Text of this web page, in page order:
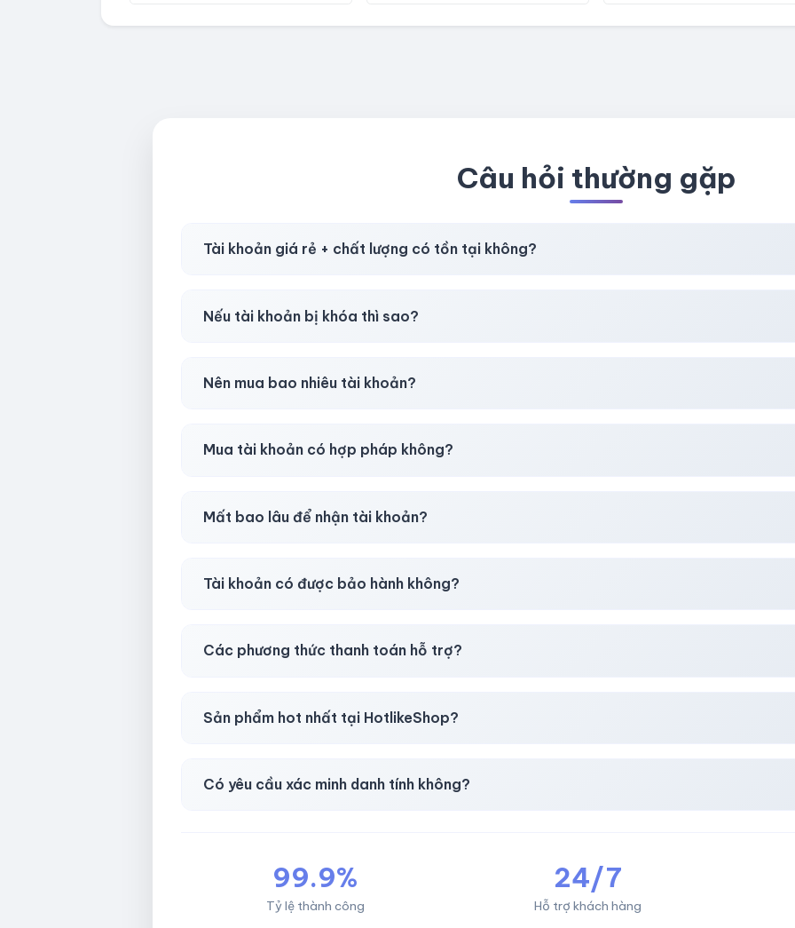
Câu hỏi thường gặp
Tài khoản giá rẻ + chất lượng có tồn tại không?
Nếu tài khoản bị khóa thì sao?
Nên mua bao nhiêu tài khoản?
Mua tài khoản có hợp pháp không?
Mất bao lâu để nhận tài khoản?
Tài khoản có được bảo hành không?
Các phương thức thanh toán hỗ trợ?
Sản phẩm hot nhất tại HotlikeShop?
Có yêu cầu xác minh danh tính không?
99.9%
Tỷ lệ thành công
24/7
Hỗ trợ khách hàng